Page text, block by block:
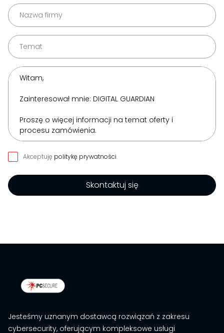
Akceptuję politykę prywatności.
Skontaktuj się
Jesteśmy uznanym dostawcą rozwiązań z zakresu
cybersecurity, oferującym kompleksowe usługi